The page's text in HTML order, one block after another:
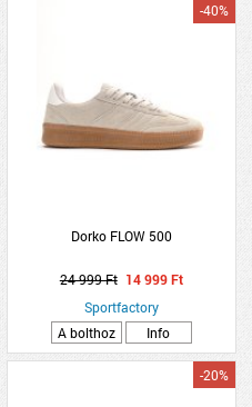
Dorko FLOW 500
-40%
24 999 Ft 14 999 Ft
Sportfactory
A bolthoz
Info
-20%